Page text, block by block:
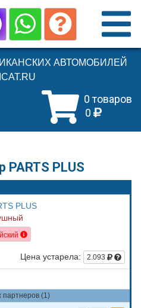
АВТОМОБИЛЕЙ
0 товаров
0
PLUS
PLUS
Цена устарела: 2.093
партнеров (1)